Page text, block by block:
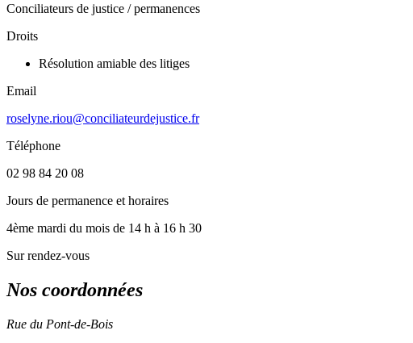
Conciliateurs de justice / permanences
Droits
Résolution amiable des litiges
Email
roselyne.riou@conciliateurdejustice.fr
Téléphone
02 98 84 20 08
Jours de permanence et horaires
4ème mardi du mois de 14 h à 16 h 30
Sur rendez-vous
Nos coordonnées
Rue du Pont-de-Bois